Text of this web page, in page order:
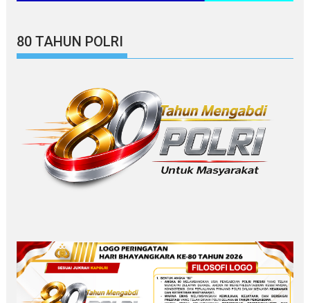
80 TAHUN POLRI